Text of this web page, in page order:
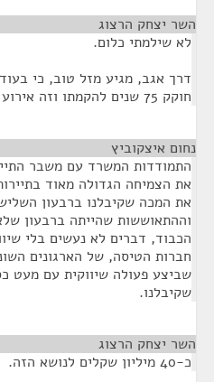
השר יצחק הרצוג
לא שילמתי כלום.
דרך אגב, מגיע מזל טוב, כי בעוד
חוקק 75 שנים להקמתו וזה אירוע חשוב.
נחום איצקוביץ
התמודדות המשרד עם משבר
את המכה שקיבלנו ברבעון
וההתאוששות שהייתה ברבעון
הכבוד, דברים לא נעשים בלי
חברות הטיסה, של הארגונים
שביצע פעולה שיווקית עם מעט
שקיבלנו.
השר יצחק הרצוג
כ-40 מיליון שקלים לנושא הזה.